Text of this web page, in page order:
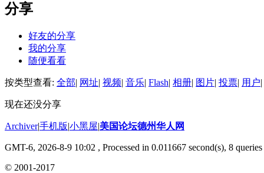
分享
好友的分享
我的分享
随便看看
按类型查看: 全部| 网址| 视频| 音乐| Flash| 相册| 图片| 投票| 用户|
现在还没分享
Archiver|手机版|小黑屋|美国论坛德州华人网
GMT-6, 2026-8-9 10:02 , Processed in 0.011667 second(s), 8 queries
© 2001-2017